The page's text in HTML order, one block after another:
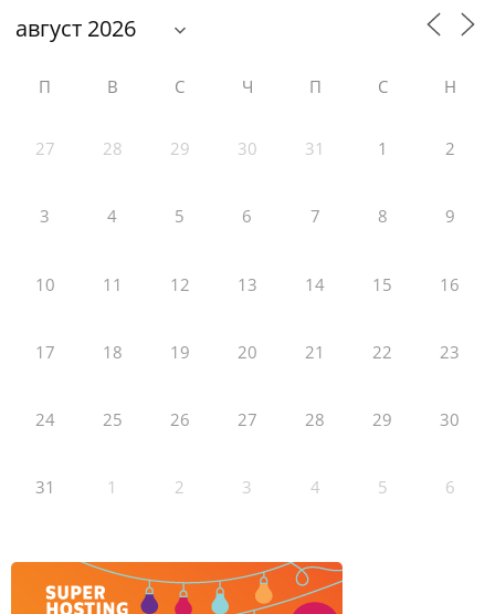
П В С Ч П С Н
27 28 29 30 31 1 2
3 4 5 6 7 8 9
10 11 12 13 14 15 16
17 18 19 20 21 22 23
24 25 26 27 28 29 30
31 1 2 3 4 5 6